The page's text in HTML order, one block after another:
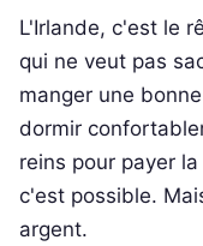
L'Irlande, c'est le
qui ne veut pas
manger une
dormir
reins pour payer
c'est possible.
argent.